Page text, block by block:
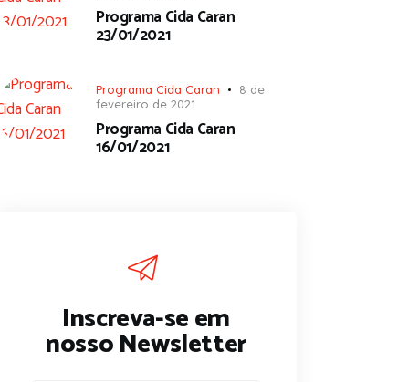
Programa Cida Caran
23/01/2021
Programa Cida Caran
8 de
fevereiro de 2021
Programa Cida Caran
16/01/2021
Inscreva-se em
nosso Newsletter